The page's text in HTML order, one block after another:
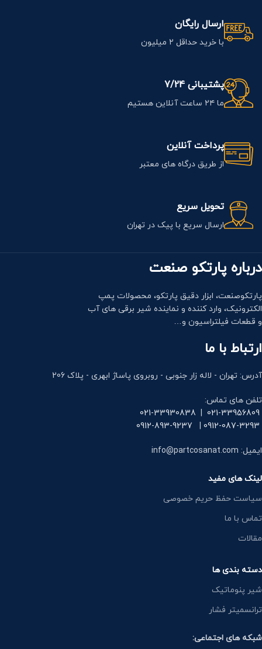
ارسال رایگان
با خرید حداقل ۲ میلیون
پشتیبانی 7/24
ما ۲۴ ساعت آنلاین هستیم
پرداخت آنلاین
از طریق درگاه های معتبر
تحویل سریع
ارسال سریع با پیک در تهران
درباره پارتکو صنعت
پارتکوصنعت، ابزار دقیق پارتکو، محصولات پمپ
الکترونیک، وارد کننده و نماینده شیر برقی های آب
و قطعات فیلتراسیون و…
ارتباط با ما
آدرس: تهران - لاله زار جنوبی - روبروی پاساژ ابهری - پلاک 206
تلفن های تماس:
021-33956809
021-33930838
0912-087-3293
0912-893-9237
ایمیل: info@partcosanat.com
لینک های مفید
سیاست حفظ حریم خصوصی
تماس با ما
مقالات
دسته بندی ها
شیر پنوماتیک
ترانسمیتر فشار
شبکه های اجتماعی: